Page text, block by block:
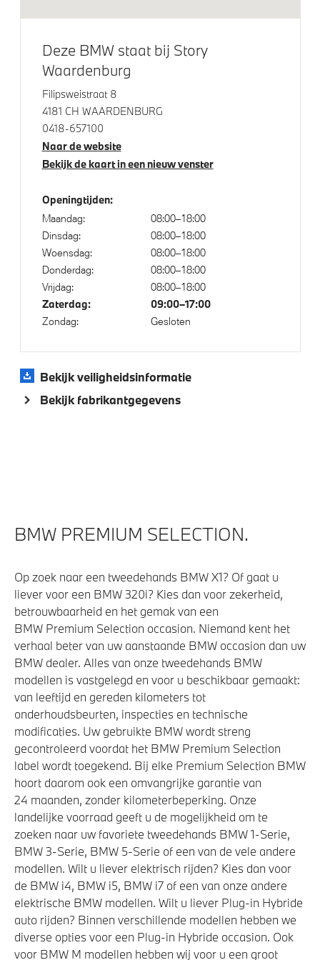
Klimaatbeheersing
Aut.airconditioning
Elektrische voorzieningen
Cruise control
Driving Assistant
High-beam assistant
Comfort Access
Uitgebreide bluetooth telefoonvoorbereiding
Bandenspanningsweergavesysteem
Regensensor
bestuurderzijde
Aandrijving en onderstel
Anti blokkeer systeem
Automatische sporttransmissie met stuurschakeling
Variable Sport Steering
M Adaptief onderstel
Veiligheid
Airbag bestuurder
Actieve Voetgangersbescherming
Elektronisch Stabiliteits Programma
Deze BMW staat bij Story
Waardenburg
Filipsweistraat 8
4181 CH WAARDENBURG
0418-657100
Naar de website
Bekijk de kaart in een nieuw venster
Openingtijden:
Maandag:
08:00–18:00
Dinsdag:
08:00–18:00
Woensdag:
08:00–18:00
Donderdag:
08:00–18:00
Vrijdag:
08:00–18:00
Zaterdag: 09:00–17:00
Zondag: Gesloten
Bekijk veiligheidsinformatie
Bekijk fabrikantgegevens
BMW PREMIUM SELECTION.
Op zoek naar een tweedehands BMW X1? Of gaat u
liever voor een BMW 320i? Kies dan voor zekerheid,
betrouwbaarheid en het gemak van een
BMW Premium Selection occasion. Niemand kent het
verhaal beter van uw aanstaande BMW occasion dan uw
BMW dealer. Alles van onze tweedehands BMW
modellen is vastgelegd en voor u beschikbaar gemaakt:
van leeftijd en gereden kilometers tot
onderhoudsbeurten, inspecties en technische
modificaties. Uw gebruikte BMW wordt streng
gecontroleerd voordat het BMW Premium Selection
label wordt toegekend. Bij elke Premium Selection BMW
hoort daarom ook een omvangrijke garantie van
24 maanden, zonder kilometerbeperking. Onze
landelijke voorraad geeft u de mogelijkheid om te
zoeken naar uw favoriete tweedehands BMW 1-Serie,
BMW 3-Serie, BMW 5-Serie of een van de vele andere
modellen. Wilt u liever elektrisch rijden? Kies dan voor
de BMW i4, BMW i5, BMW i7 of een van onze andere
elektrische BMW modellen. Wilt u liever Plug-in Hybride
auto rijden? Binnen verschillende modellen hebben we
diverse opties voor een Plug-in Hybride occasion. Ook
voor BMW M modellen hebben wij voor u een groot